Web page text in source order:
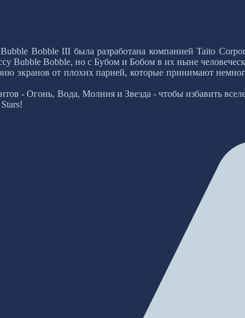
Bobble III была разработана компанией Taito
Bubble Bobble, но с Бубом и Бобом в их ныне
экранов от плохих парней, которые принимают
- Огонь, Вода, Молния и Звезда - чтобы избавить